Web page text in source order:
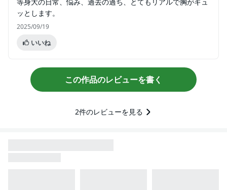
ッとします。
2025/09/19
いいね
この作品のレビューを書く
2件のレビューを見る